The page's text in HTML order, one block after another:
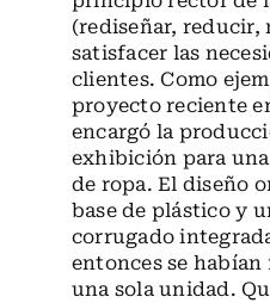
(rediseñar, reducir,
satisfacer las
clientes. Como
proyecto reciente
encargó la
exhibición para
de ropa. El diseño
base de plástico y
corrugado
entonces se
una sola unidad.